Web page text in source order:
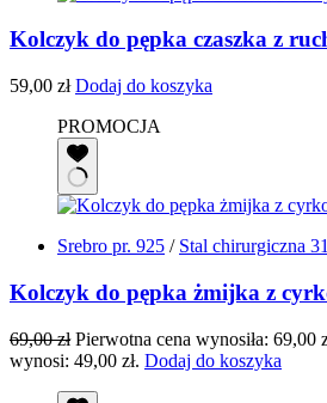
Kolczyk do pępka czaszka z
59,00 zł Dodaj do koszyka
PROMOCJA
Srebro pr. 925 / Stal chirurgiczna
Kolczyk do pępka żmijka z
69,00zł Pierwotna cena wynosiła: 69,00
wynosi: 49,00 zł. Dodaj do koszyka